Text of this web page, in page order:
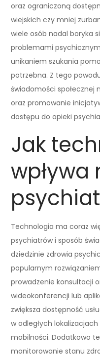
oraz ograniczoną
wiejskich czy mniej
wiele osób nadal boryka
problemami
unikaniem szukania
potrzebna. Z tego
świadomości
oraz promowanie
dostępu do opieki
Jak
Technologia ma coraz
psychiatrów i sposób
dziedzinie zdrowia
popularnym
prowadzenie konsultacji
wideokonferencji lub
zwiększa dostępność
w odległych
mobilności. Dodatkowo
monitorowanie stanu